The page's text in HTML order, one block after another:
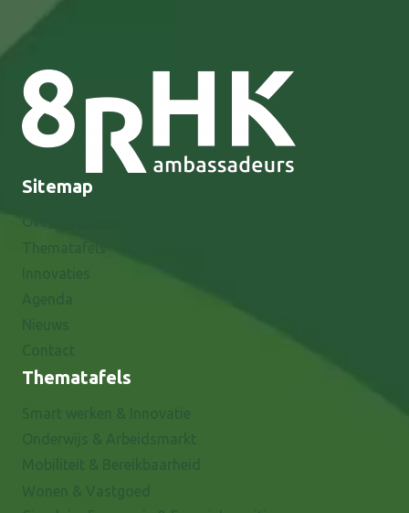
Sitemap
Thematafels